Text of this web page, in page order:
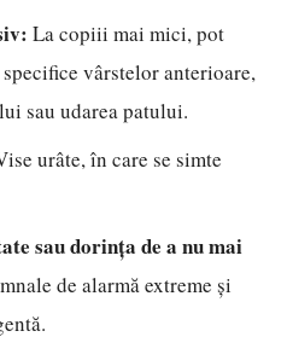
La copiii mai mici, pot
vârstelor anterioare,
sau udarea patului.
urâte, în care se simte
sau dorința de a nu mai
de alarmă extreme și